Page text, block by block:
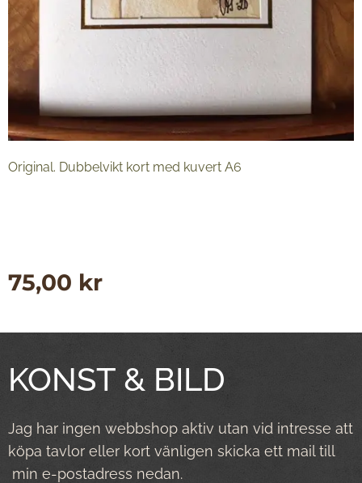
Original. Dubbelvikt kort med kuvert A6
75,00 kr
KONST & BILD
Jag har ingen webbshop aktiv utan vid intresse att
köpa tavlor eller kort vänligen skicka ett mail till
min e-postadress nedan.